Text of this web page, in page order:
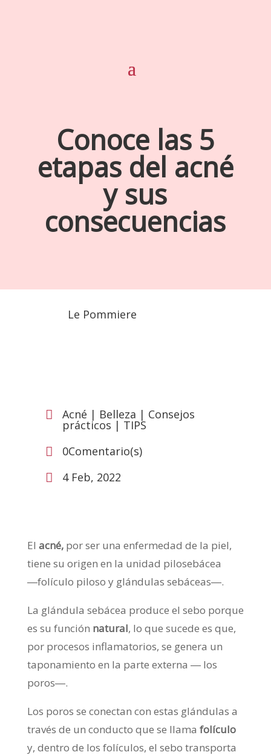
Conoce las 5
etapas del acné
y sus
consecuencias
Le Pommiere
 Acné | Belleza | Consejos
prácticos | TIPS

0Comentario(s)

4 Feb, 2022
El acné, por ser una enfermedad de la piel,
tiene su origen en la unidad pilosebácea
―folículo piloso y glándulas sebáceas―.
La glándula sebácea produce el sebo porque
es su función natural, lo que sucede es que,
por procesos inflamatorios, se genera un
taponamiento en la parte externa ― los
poros―.
Los poros se conectan con estas glándulas a
través de un conducto que se llama folículo
y, dentro de los folículos, el sebo transporta